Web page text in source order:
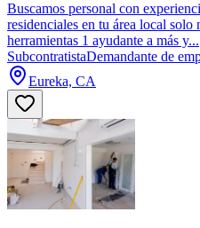
Buscamos personal con
residenciales en tu área local solo
herramientas 1 ayudante a más y...
SubcontratistaDemandante de
Eureka, CA